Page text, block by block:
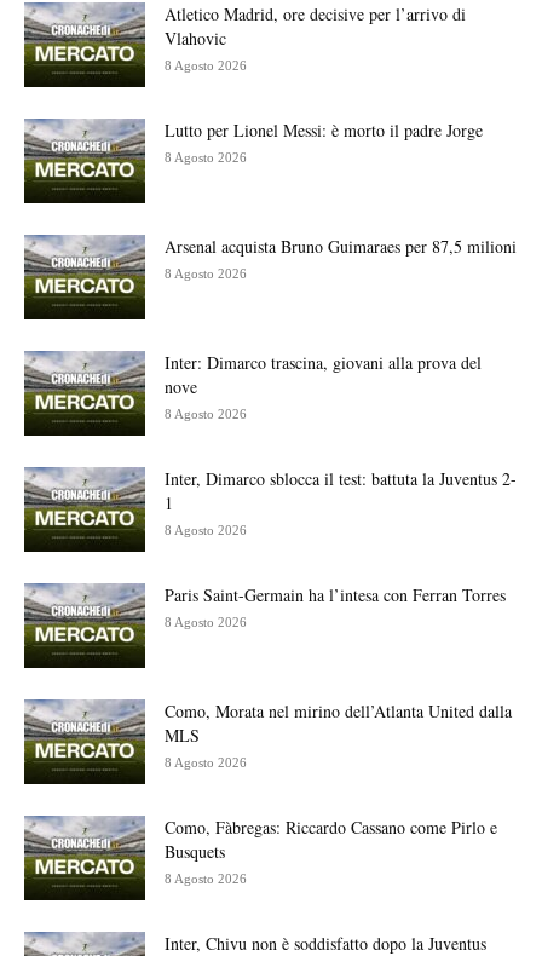
Atletico Madrid, ore decisive per l’arrivo di
Vlahovic
8 Agosto 2026
Lutto per Lionel Messi: è morto il padre Jorge
8 Agosto 2026
Arsenal acquista Bruno Guimaraes per 87,5 milioni
8 Agosto 2026
Inter: Dimarco trascina, giovani alla prova del
nove
8 Agosto 2026
Inter, Dimarco sblocca il test: battuta la Juventus 2-
1
8 Agosto 2026
Paris Saint-Germain ha l’intesa con Ferran Torres
8 Agosto 2026
Como, Morata nel mirino dell’Atlanta United dalla
MLS
8 Agosto 2026
Como, Fàbregas: Riccardo Cassano come Pirlo e
Busquets
8 Agosto 2026
Inter, Chivu non è soddisfatto dopo la Juventus